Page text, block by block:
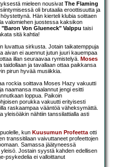
mieleen nousivat The Flaming
oli brutaalia eroottisuutta ja
Hän kierteli klubia soittaen
valomiehen juostessa kaksikon
"Baron Von Glueneck" Valppu taisi
sitä kahtia!
luvattua sirkusta. Jotain taikatemppuja
aivan ei auennut jutun juuri kauempaa
illan seuraavaa rymistelyä. Moses
taidollaan ja tavallaan ottaa paikkansa
pirun hyvää musiikkia.
rockia soittava Moses Hazy vakuutti
naamansa maalannut jengi esitti
loppua. Paikoin
porukka vakuutti erityisesti
raskaampaa vääntöä väheksymättä.
yleisöäkin nähtiin tanssilattialla asti
kun Kuusumun Profeettaotti
transsitilaan vaivuttaneet profeettojen
Samassa jäätyneessä
Jostain syystä kahden edellisen
psykedelia ei valloittanut